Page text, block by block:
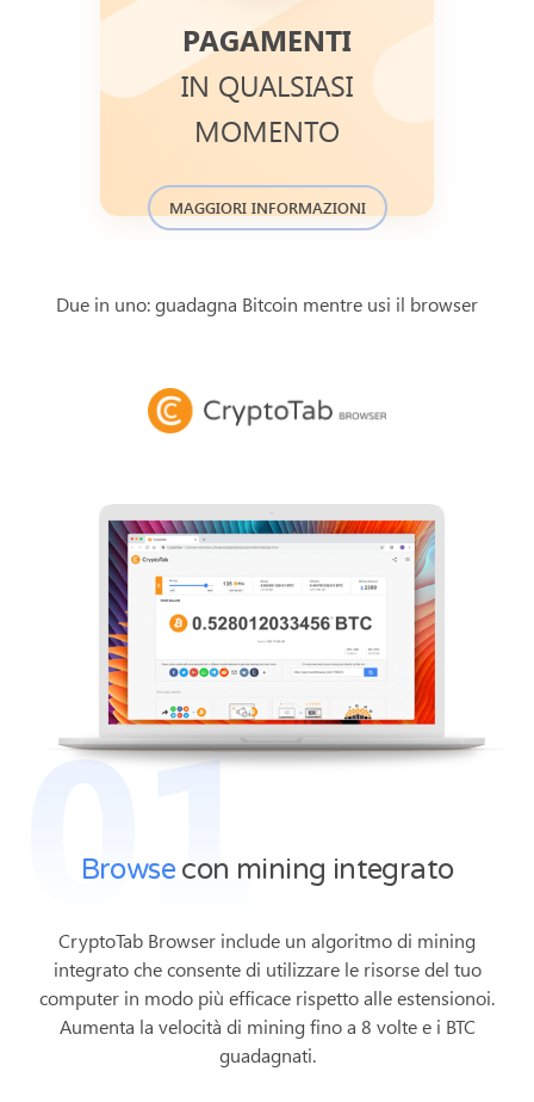
PAGAMENTI
IN QUALSIASI
MOMENTO
MAGGIORI INFORMAZIONI
All transfers of funds confirmed in
Bitcoin blockchain transaction
database and available to check.
You can find the history of recent
payments in a
journal
.
Due in uno: guadagna Bitcoin mentre usi il browser
Browsecon mining integrato
CryptoTab Browser include un algoritmo di mining
integrato che consente di utilizzare le risorse del tuo
computer in modo più efficace rispetto alle estensionoi.
Aumenta la velocità di mining fino a 8 volte e i BTC
guadagnati.
01